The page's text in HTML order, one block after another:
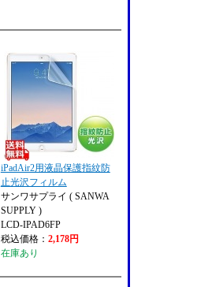
iPadAir2用液晶保護指紋防
止光沢フィルム
サンワサプライ ( SANWA
SUPPLY )
LCD-IPAD6FP
税込価格： 2,178円
在庫あり